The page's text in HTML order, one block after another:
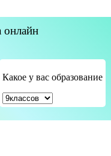
онлайн
Какое у вас образование